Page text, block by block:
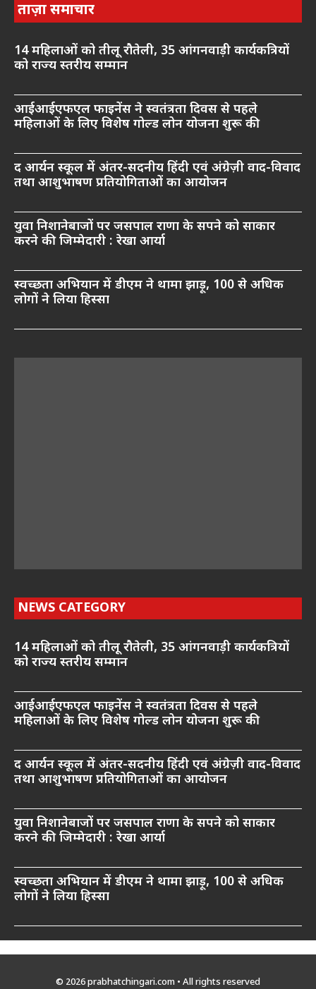
ताज़ा समाचार
14 महिलाओं को तीलू रौतेली, 35 आंगनवाड़ी कार्यकत्रियों
को राज्य स्तरीय सम्मान
आईआईएफएल फाइनेंस ने स्वतंत्रता दिवस से पहले
महिलाओं के लिए विशेष गोल्ड लोन योजना शुरू की
द आर्यन स्कूल में अंतर-सदनीय हिंदी एवं अंग्रेज़ी वाद-विवाद
तथा आशुभाषण प्रतियोगिताओं का आयोजन
युवा निशानेबाजों पर जसपाल राणा के सपने को साकार
करने की जिम्मेदारी : रेखा आर्या
स्वच्छता अभियान में डीएम ने थामा झाड़ू, 100 से अधिक
लोगों ने लिया हिस्सा
NEWS CATEGORY
14 महिलाओं को तीलू रौतेली, 35 आंगनवाड़ी कार्यकत्रियों
को राज्य स्तरीय सम्मान
आईआईएफएल फाइनेंस ने स्वतंत्रता दिवस से पहले
महिलाओं के लिए विशेष गोल्ड लोन योजना शुरू की
द आर्यन स्कूल में अंतर-सदनीय हिंदी एवं अंग्रेज़ी वाद-विवाद
तथा आशुभाषण प्रतियोगिताओं का आयोजन
युवा निशानेबाजों पर जसपाल राणा के सपने को साकार
करने की जिम्मेदारी : रेखा आर्या
स्वच्छता अभियान में डीएम ने थामा झाड़ू, 100 से अधिक
लोगों ने लिया हिस्सा
© 2026 prabhatchingari.com • All rights reserved